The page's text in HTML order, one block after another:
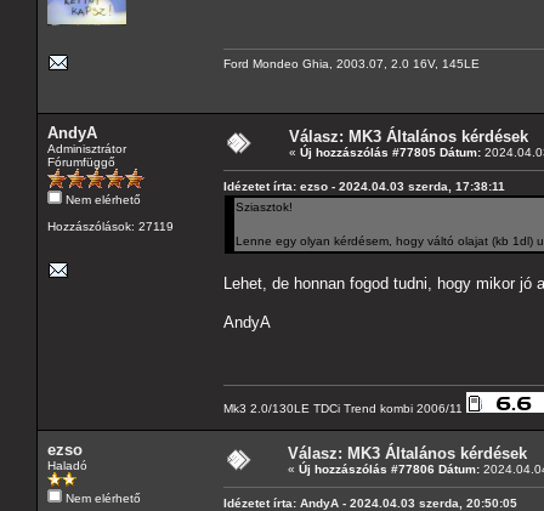
Ford Mondeo Ghia, 2003.07, 2.0 16V, 145LE
AndyA
Adminisztrátor
Fórumfüggő
Nem elérhető
Hozzászólások: 27119
Válasz: MK3 Általános kérdések
« Új hozzászólás #77805 Dátum:
Idézetet írta: ezso - 2024.04.03 szerda, 17:38:11
Sziasztok!
Lenne egy olyan kérdésem, hogy váltó olajat (kb 1dl)
Lehet, de honnan fogod tudni, hogy mikor jó
AndyA
Mk3 2.0/130LE TDCi Trend kombi 2006/11
ezso
Haladó
Nem elérhető
Válasz: MK3 Általános kérdések
« Új hozzászólás #77806 Dátum:
Idézetet írta: AndyA - 2024.04.03 szerda, 20:50:05